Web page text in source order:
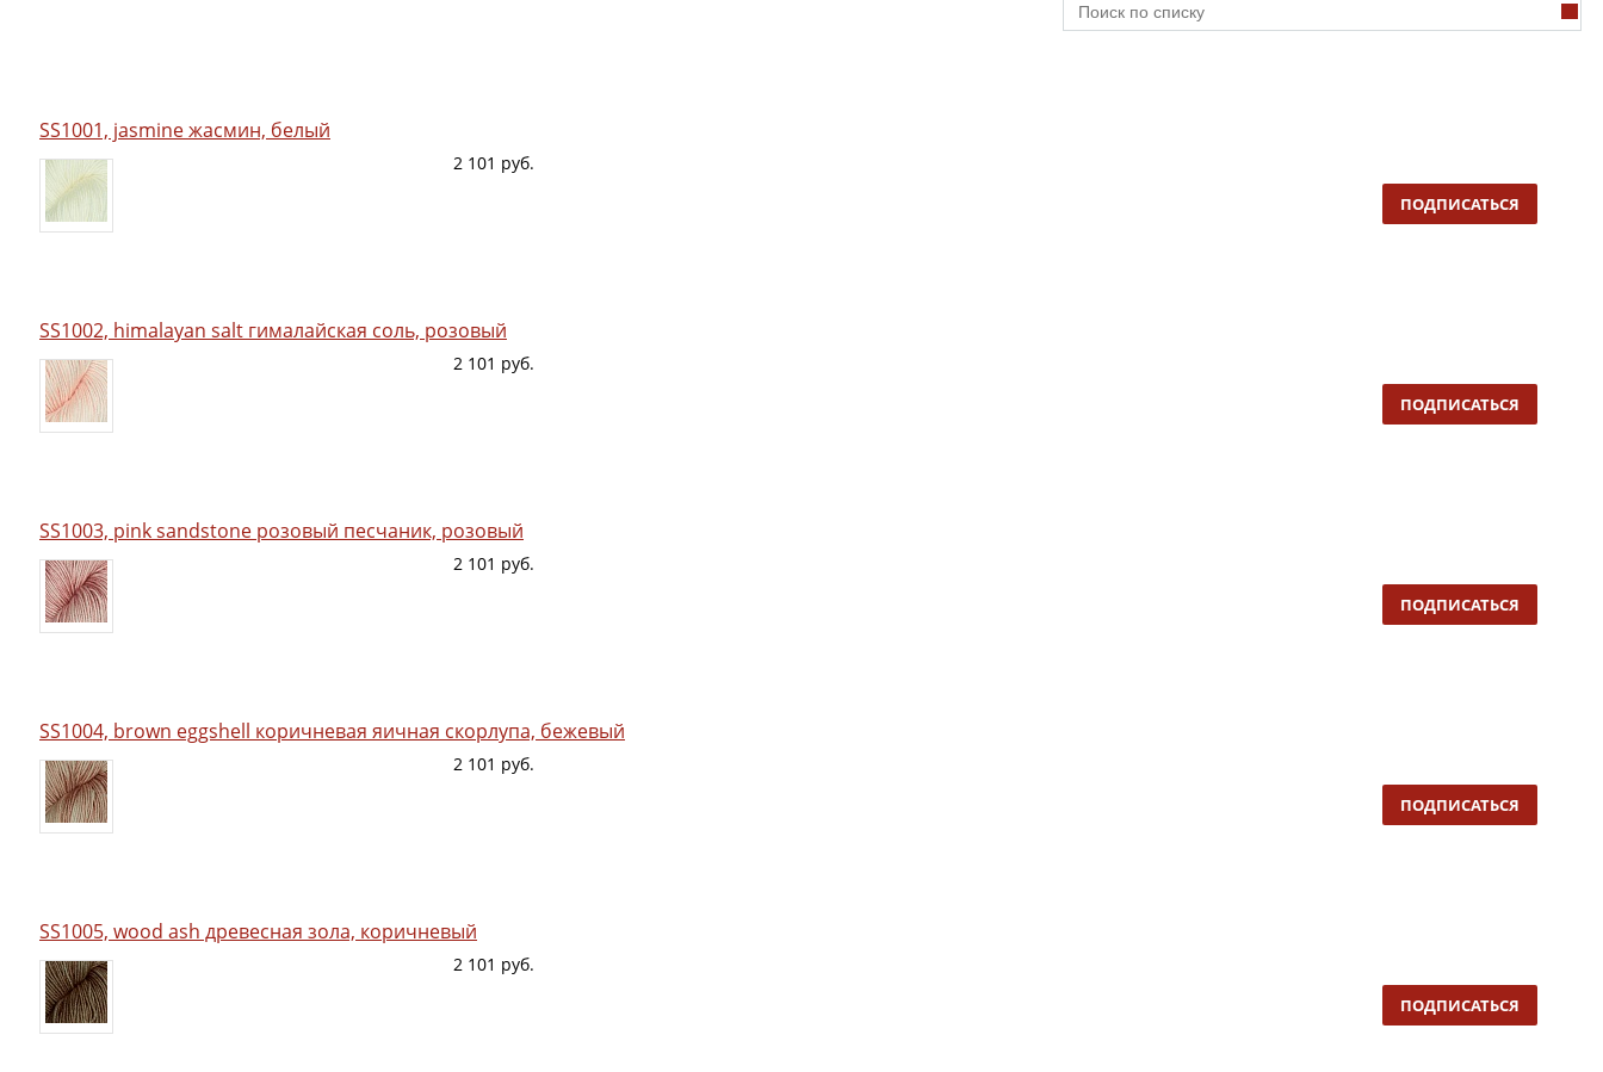
SS1001, jasmine жасмин, белый
2 101 руб.
ПОДПИСАТЬСЯ
SS1002, himalayan salt гималайская соль, розовый
2 101 руб.
ПОДПИСАТЬСЯ
SS1003, pink sandstone розовый песчаник, розовый
2 101 руб.
ПОДПИСАТЬСЯ
SS1004, brown eggshell коричневая яичная скорлупа, бежевый
2 101 руб.
ПОДПИСАТЬСЯ
SS1005, wood ash древесная зола, коричневый
2 101 руб.
ПОДПИСАТЬСЯ